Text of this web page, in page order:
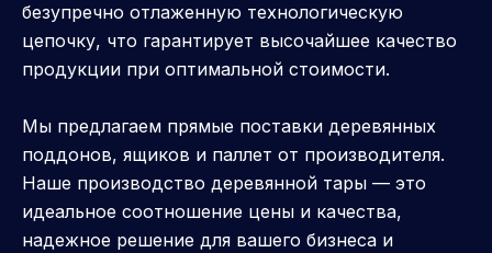
безупречно отлаженную технологическую
цепочку, что гарантирует высочайшее качество
продукции при оптимальной стоимости.
Мы предлагаем прямые поставки деревянных
поддонов, ящиков и паллет от производителя.
Наше производство деревянной тары — это
идеальное соотношение цены и качества,
надежное решение для вашего бизнеса и